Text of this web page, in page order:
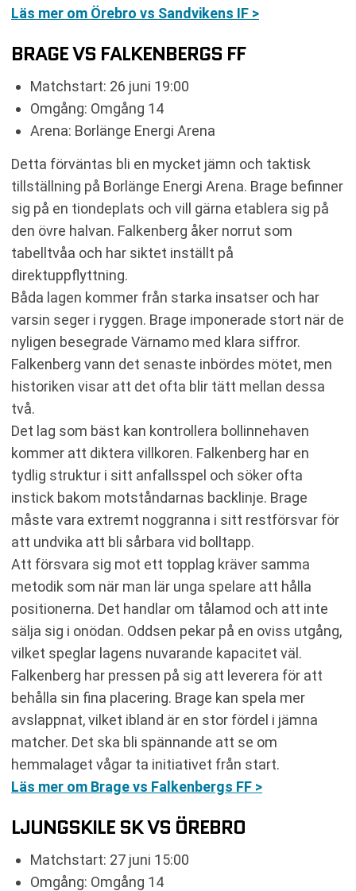
Läs mer om Örebro vs Sandvikens IF >
BRAGE VS FALKENBERGS FF
Matchstart: 26 juni 19:00
Omgång: Omgång 14
Arena: Borlänge Energi Arena
Detta förväntas bli en mycket jämn och taktisk
tillställning på Borlänge Energi Arena. Brage befinner
sig på en tiondeplats och vill gärna etablera sig på
den övre halvan. Falkenberg åker norrut som
tabelltvåa och har siktet inställt på
direktuppflyttning.
Båda lagen kommer från starka insatser och har
varsin seger i ryggen. Brage imponerade stort när de
nyligen besegrade Värnamo med klara siffror.
Falkenberg vann det senaste inbördes mötet, men
historiken visar att det ofta blir tätt mellan dessa
två.
Det lag som bäst kan kontrollera bollinnehaven
kommer att diktera villkoren. Falkenberg har en
tydlig struktur i sitt anfallsspel och söker ofta
instick bakom motståndarnas backlinje. Brage
måste vara extremt noggranna i sitt restförsvar för
att undvika att bli sårbara vid bolltapp.
Att försvara sig mot ett topplag kräver samma
metodik som när man lär unga spelare att hålla
positionerna. Det handlar om tålamod och att inte
sälja sig i onödan. Oddsen pekar på en oviss utgång,
vilket speglar lagens nuvarande kapacitet väl.
Falkenberg har pressen på sig att leverera för att
behålla sin fina placering. Brage kan spela mer
avslappnat, vilket ibland är en stor fördel i jämna
matcher. Det ska bli spännande att se om
hemmalaget vågar ta initiativet från start.
Läs mer om Brage vs Falkenbergs FF >
LJUNGSKILE SK VS ÖREBRO
Matchstart: 27 juni 15:00
Omgång: Omgång 14